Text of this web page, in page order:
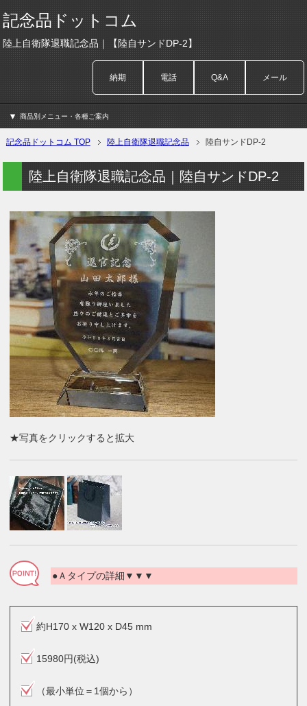
記念品ドットコム
陸上自衛隊退職記念品｜【陸自サンドDP-2】
納期 電話 Q&A メール
商品別メニュー・各種ご案内
記念品ドットコム TOP 陸上自衛隊退職記念品 陸自サンドDP-2
陸上自衛隊退職記念品｜陸自サンドDP-2
★写真をクリックすると拡大
●Ａタイプの詳細▼▼▼
約H170 x W120 x D45 mm
15980円(税込)
（最小単位＝1個から）